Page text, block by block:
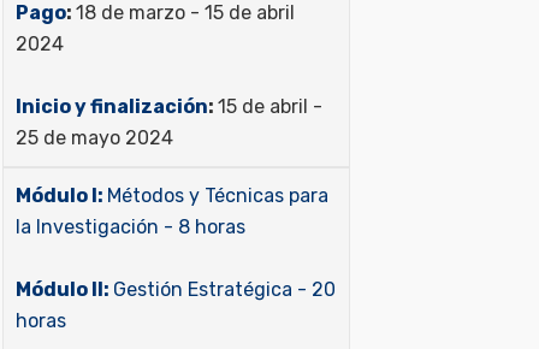
Pago: 18 de marzo - 15 de abril
2024
Inicio y finalización: 15 de abril -
25 de mayo 2024
Módulo I: Métodos y Técnicas para
la Investigación - 8 horas
Módulo II: Gestión Estratégica - 20
horas